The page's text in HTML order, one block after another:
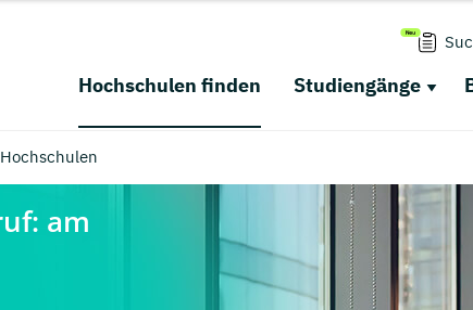
Hochschulen finden Studiengänge
Hochschulen